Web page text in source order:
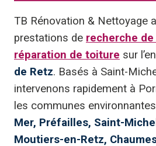
TB Rénovation & Nettoyage
prestations de recherche
réparation de toiture sur
de Retz. Basés à Saint-
intervenons rapidement à
les communes
Mer, Préfailles, Saint-
Moutiers-en-Retz,